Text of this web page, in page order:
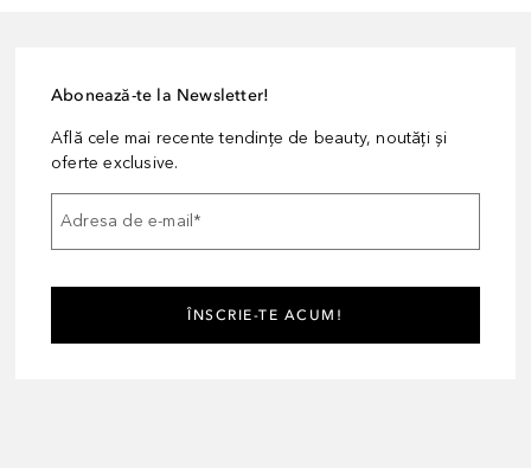
Abonează-te la Newsletter!
Află cele mai recente tendințe de beauty, noutăți și
oferte exclusive.
Adresa de e-mail*
ÎNSCRIE-TE ACUM!